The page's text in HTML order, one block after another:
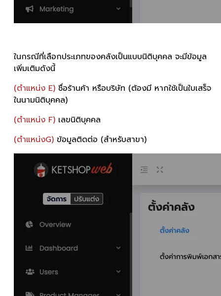
ในกรณีที่เลือกประเภทของคลังเป็นแบบนิติบุคคล จะมีข้อมูล
เพิ่มเติมดังนี้
(ตำแหน่ง E) ชื่อร้านค้า หรือบริษัท (ต้องมี หากใช้เป็นใบเสร็จ
ในนามนิติบุคคล)
(ตำแหน่ง F) เลขนิติบุคคล
(ตำแหน่งG) ข้อมูลติดต่อ (สำหรับสาขา)